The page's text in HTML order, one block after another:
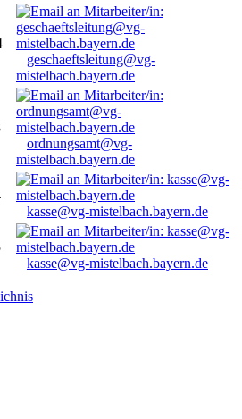
geschaeftsleitung@vg-
mistelbach.bayern.de
ordnungsamt@vg-
mistelbach.bayern.de
kasse@vg-mistelbach.bayern.de
kasse@vg-mistelbach.bayern.de